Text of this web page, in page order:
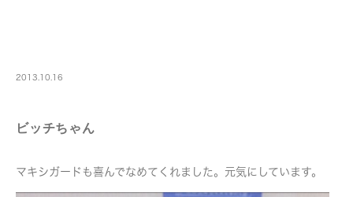
2013.10.16
ビッチちゃん
マキシガードも喜んでなめてくれました。元気にしています。